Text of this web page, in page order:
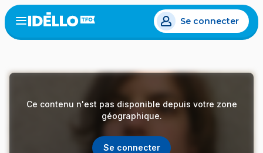
Aller
au
contenu
Open
menu
Se connecter
Ce contenu n'est pas disponible depuis votre zone
géographique.
Se connecter